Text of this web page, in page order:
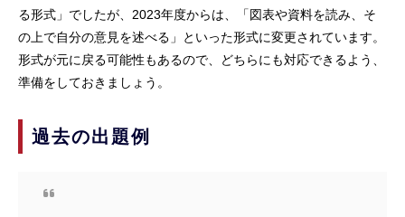
る形式」でしたが、2023年度からは、「図表や資料を読み、そ
の上で自分の意見を述べる」といった形式に変更されています。
形式が元に戻る可能性もあるので、どちらにも対応できるよう、
準備をしておきましょう。
過去の出題例